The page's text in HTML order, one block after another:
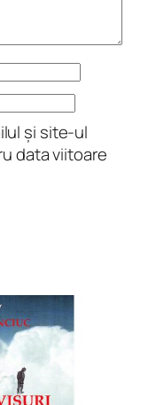
și site-ul
data viitoare